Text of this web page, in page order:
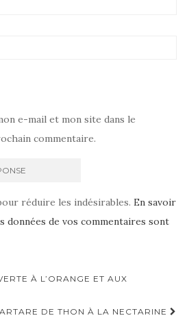
e-mail et mon site dans le
commentaire.
réduire les indésirables. En savoir
données de vos commentaires sont
À L’ORANGE ET AUX
DE THON À LA NECTARINE